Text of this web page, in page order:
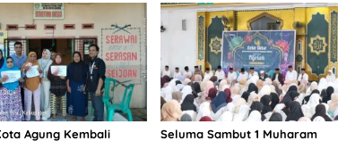
Agung Kembali Seluma Sambut 1 Muharam